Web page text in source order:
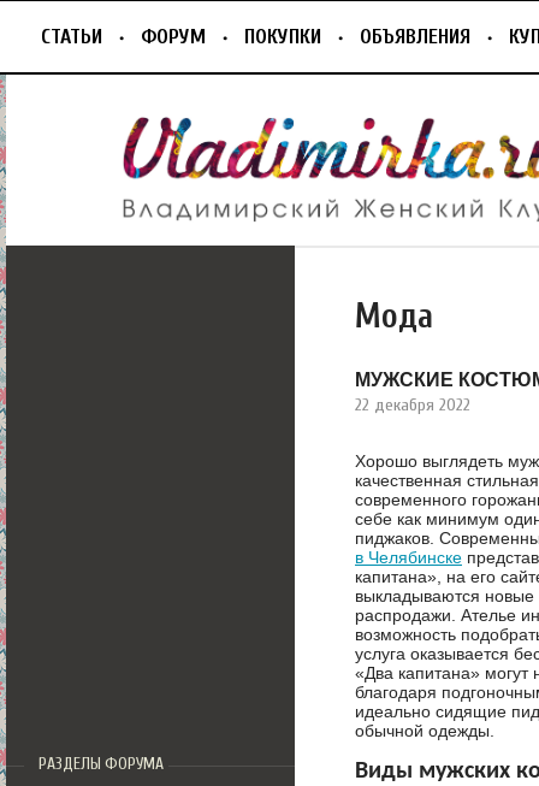
СТАТЬИ ФОРУМ ПОКУПКИ ОБЪЯВЛЕНИЯ
РАЗДЕЛЫ ФОРУМА
Мода
МУЖСКИЕ
22 декабря 2022
Хорошо выглядеть
качественная
современного
себе как минимум
пиджаков.
в Челябинске
капитана», на его
выкладываются новые
распродажи. Ателье
возможность
услуга оказывается
«Два капитана» могут
благодаря
идеально сидящие
обычной одежды.
Виды мужских